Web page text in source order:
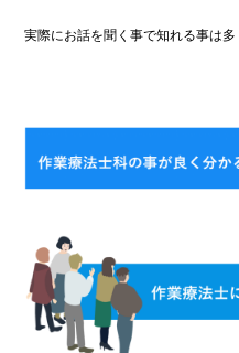
実際にお話を聞く事で知れる事は多